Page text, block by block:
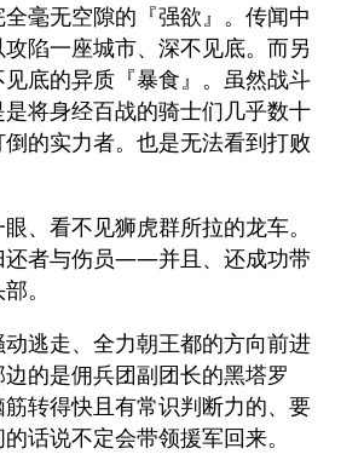
毫无空隙的『强欲』。传闻中
陷一座城市、深不见底。而另
底的异质『暴食』。虽然战斗
将身经百战的骑士们几乎数十
的实力者。也是无法看到打败
、看不见狮虎群所拉的龙车。
还者与伤员――并且、还成功带
。
逃走、全力朝王都的方向前进
的是佣兵团副团长的黑塔罗
转得快且有常识判断力的、要
话说不定会带领援军回来。